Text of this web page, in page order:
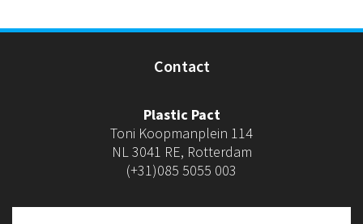
Contact
Plastic Pact
Toni Koopmanplein 114
NL 3041 RE, Rotterdam
(+31)085 5055 003